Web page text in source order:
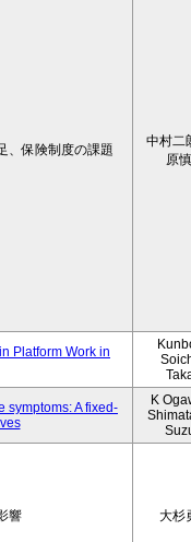
、保険制度の課題
中村二
原
Platform Work in
symptoms: A fixed-
K
響 大杉